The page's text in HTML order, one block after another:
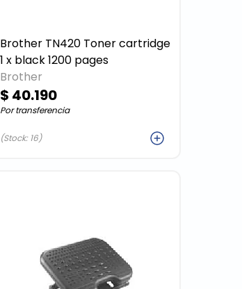
Brother TN420 Toner cartridge
1 x black 1200 pages
Brother
$ 40.190
Por transferencia
(Stock: 16)